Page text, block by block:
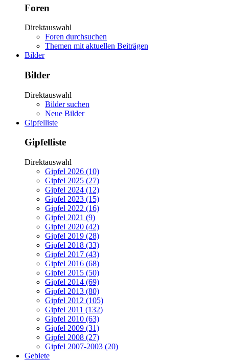
Foren
Direktauswahl
Foren durchsuchen
Themen mit aktuellen Beiträgen
Bilder
Bilder
Direktauswahl
Bilder suchen
Neue Bilder
Gipfelliste
Gipfelliste
Direktauswahl
Gipfel 2026 (10)
Gipfel 2025 (27)
Gipfel 2024 (12)
Gipfel 2023 (15)
Gipfel 2022 (16)
Gipfel 2021 (9)
Gipfel 2020 (42)
Gipfel 2019 (28)
Gipfel 2018 (33)
Gipfel 2017 (43)
Gipfel 2016 (68)
Gipfel 2015 (50)
Gipfel 2014 (69)
Gipfel 2013 (80)
Gipfel 2012 (105)
Gipfel 2011 (132)
Gipfel 2010 (63)
Gipfel 2009 (31)
Gipfel 2008 (27)
Gipfel 2007-2003 (20)
Gebiete